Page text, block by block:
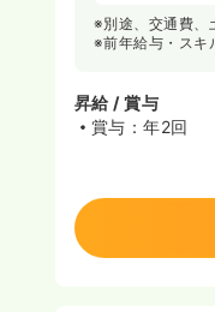
※別途、交通費、
※前年給与・スキ
昇給 / 賞与
賞与：年2回